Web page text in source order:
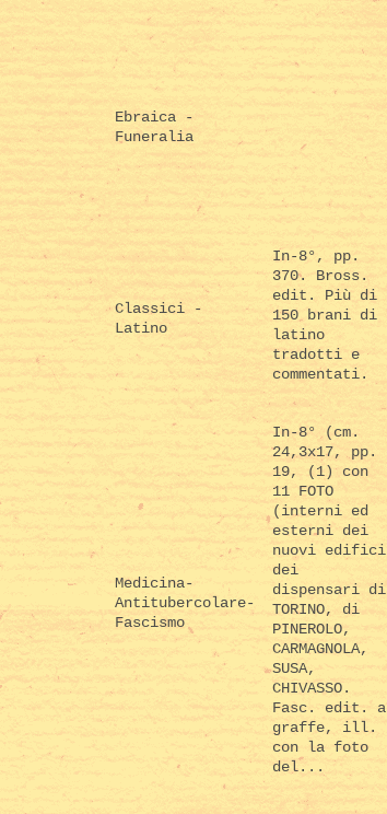
Ebraica -
Funeralia
Classici -
Latino
In-8°, pp.
370. Bross.
edit. Più di
150 brani di
latino
tradotti e
commentati.
Medicina-
Antitubercolare-
Fascismo
In-8° (cm.
24,3x17, pp.
19, (1) con
11 FOTO
(interni ed
esterni dei
nuovi edifici
dei
dispensari di
TORINO, di
PINEROLO,
CARMAGNOLA,
SUSA,
CHIVASSO.
Fasc. edit. a
graffe, ill.
con la foto
del...